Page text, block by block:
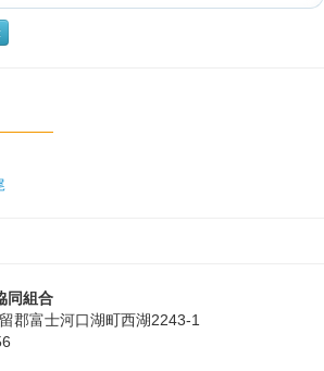
同組合
郡富士河口湖町西湖2243-1